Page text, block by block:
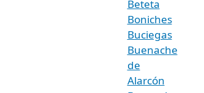
Beteta
Boniches
Buciegas
Buenache
de
Alarcón